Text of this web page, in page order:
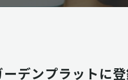
ーデンプラットに